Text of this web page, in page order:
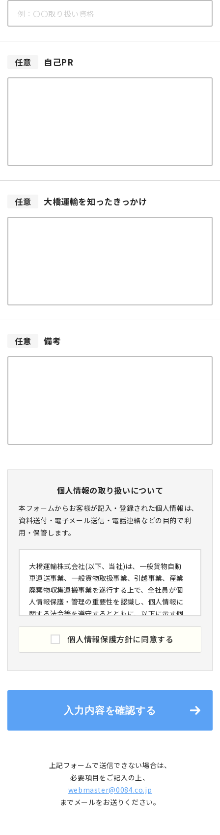
任意 自己PR
任意 大橋運輸を知ったきっかけ
任意 備考
個人情報の取り扱いについて
本フォームからお客様が記入・登録された個人情報は、
資料送付・電子メール送信・電話連絡などの目的で利
用・保管します。
大橋運輸株式会社(以下、当社)は、一般貨物自動
車運送事業、一般貨物取扱事業、引越事業、産業
廃棄物収集運搬事業を遂行する上で、全社員が個
人情報保護・管理の重要性を認識し、個人情報に
関する法令等を遵守するとともに、以下に示す個
人情報保護方針を定めるとともに、個人情報保護
マネジメントシステムを構築し、これを実行し、
個人情報の取得と利用
情報を取得し、目的外の利用は行わないととも
提供いただいた個人情報を次の目的達成に必要な
範囲で取扱います。
1.当社との間における以下の業務契約の締結、履
個人情報保護方針に同意する
入力内容を確認する
上記フォームで送信できない場合は、
必要項目をご記入の上、
webmaster@0084.co.jp
までメールをお送りください。